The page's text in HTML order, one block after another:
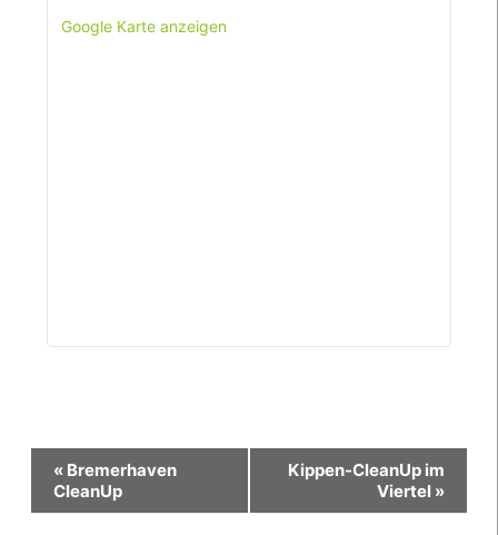
Google Karte anzeigen
Veranstaltung-
Navigation
«Bremerhaven
CleanUp
Kippen-CleanUp im
Viertel »